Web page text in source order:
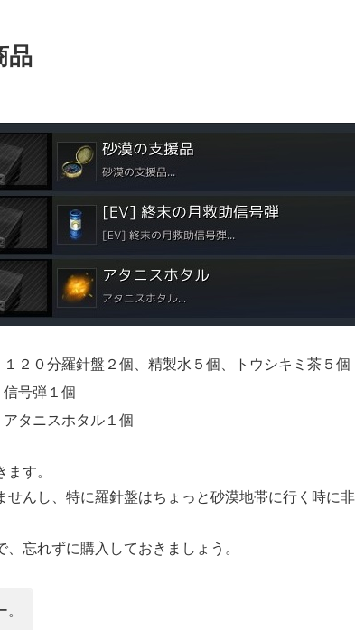
品
２０分羅針盤２個、精製水５個、トウシキミ茶５個
号弾１個
タニスホタル１個
す。
んし、特に羅針盤はちょっと砂漠地帯に行く時に非
忘れずに購入しておきましょう。